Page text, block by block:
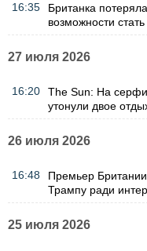
16:35
Британка
возможности
27 июля 2026
16:20
The Sun: На
утонули двое
26 июля 2026
16:48
Премьер Британии
Трампу ради
25 июля 2026